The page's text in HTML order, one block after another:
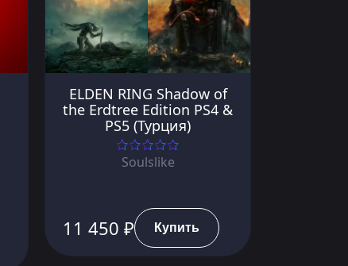
ELDEN RING Shadow of
the Erdtree Edition PS4 &
PS5 (Турция)
Soulslike
11 450 ₽ Купить